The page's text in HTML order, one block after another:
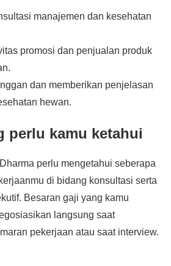
manajemen dan kesehatan
promosi dan penjualan produk
dan memberikan penjelasan
hewan.
perlu kamu ketahui
perlu mengetahui seberapa
di bidang konsultasi serta
Besaran gaji yang kamu
langsung saat
pekerjaan atau saat interview.